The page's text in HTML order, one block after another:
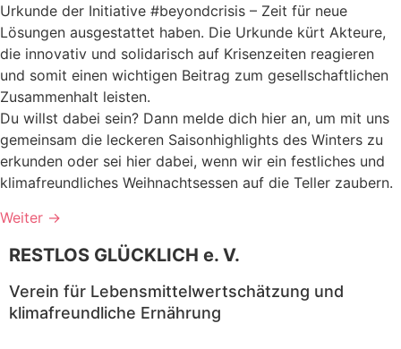
Urkunde der Initiative #beyondcrisis – Zeit für neue
Lösungen ausgestattet haben. Die Urkunde kürt Akteure,
die innovativ und solidarisch auf Krisenzeiten reagieren
und somit einen wichtigen Beitrag zum gesellschaftlichen
Zusammenhalt leisten.
Du willst dabei sein? Dann melde dich hier an, um mit uns
gemeinsam die leckeren Saisonhighlights des Winters zu
erkunden oder sei hier dabei, wenn wir ein festliches und
klimafreundliches Weihnachtsessen auf die Teller zaubern.
Weiter →
RESTLOS GLÜCKLICH e. V.
Verein für Lebensmittelwertschätzung und
klimafreundliche Ernährung